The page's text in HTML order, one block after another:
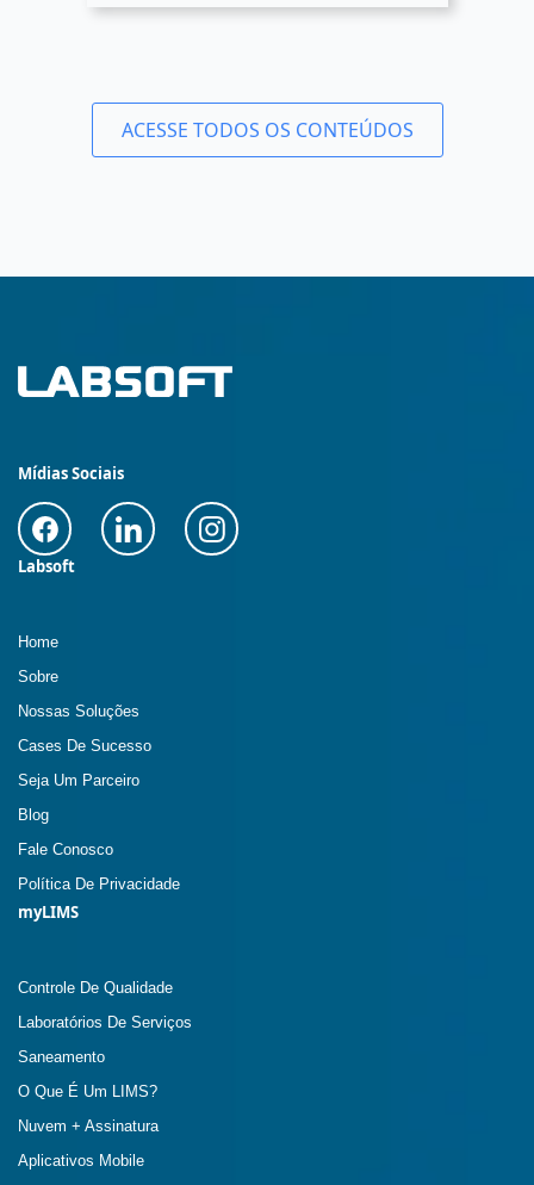
ACESSE TODOS OS CONTEÚDOS
Mídias Sociais
Labsoft
Home
Sobre
Nossas Soluções
Cases De Sucesso
Seja Um Parceiro
Blog
Fale Conosco
Política De Privacidade
myLIMS
Controle De Qualidade
Laboratórios De Serviços
Saneamento
O Que É Um LIMS?
Nuvem + Assinatura
Aplicativos Mobile